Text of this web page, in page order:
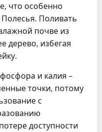
что особенно
Полесья. Поливать
почве из
дерево, избегая
и калия –
точки, потому
с
доступности